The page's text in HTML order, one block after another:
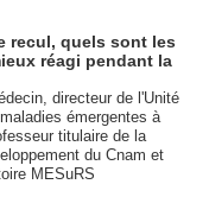
recul, quels sont les
réagi pendant la
directeur de l'Unité
émergentes à
titulaire de la
du Cnam et
MESuRS